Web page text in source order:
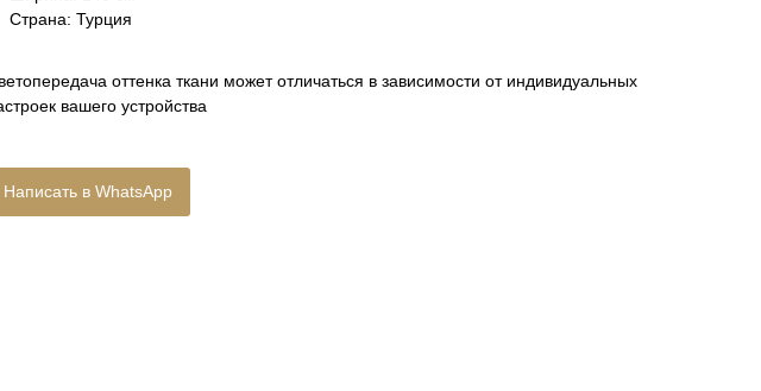
Страна: Турция
оттенка ткани может отличаться в зависимости от индивидуальных
вашего устройства
Написать в WhatsApp